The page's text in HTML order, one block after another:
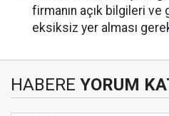
firmanın açık bilgileri ve
eksiksiz yer alması
HABERE YORUM